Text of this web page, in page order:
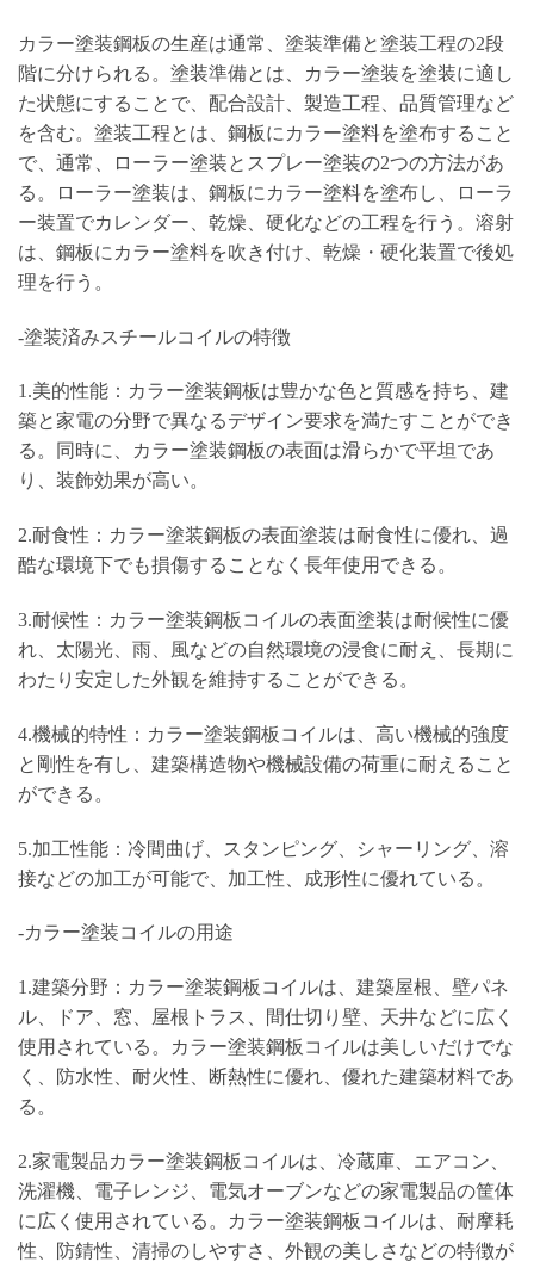
カラー塗装鋼板の生産は通常、塗装準備と塗装工程の2段
階に分けられる。塗装準備とは、カラー塗装を塗装に適し
た状態にすることで、配合設計、製造工程、品質管理など
を含む。塗装工程とは、鋼板にカラー塗料を塗布すること
で、通常、ローラー塗装とスプレー塗装の2つの方法があ
る。ローラー塗装は、鋼板にカラー塗料を塗布し、ローラ
ー装置でカレンダー、乾燥、硬化などの工程を行う。溶射
は、鋼板にカラー塗料を吹き付け、乾燥・硬化装置で後処
理を行う。
-塗装済みスチールコイルの特徴
1.美的性能：カラー塗装鋼板は豊かな色と質感を持ち、建
築と家電の分野で異なるデザイン要求を満たすことができ
る。同時に、カラー塗装鋼板の表面は滑らかで平坦であ
り、装飾効果が高い。
2.耐食性：カラー塗装鋼板の表面塗装は耐食性に優れ、過
酷な環境下でも損傷することなく長年使用できる。
3.耐候性：カラー塗装鋼板コイルの表面塗装は耐候性に優
れ、太陽光、雨、風などの自然環境の浸食に耐え、長期に
わたり安定した外観を維持することができる。
4.機械的特性：カラー塗装鋼板コイルは、高い機械的強度
と剛性を有し、建築構造物や機械設備の荷重に耐えること
ができる。
5.加工性能：冷間曲げ、スタンピング、シャーリング、溶
接などの加工が可能で、加工性、成形性に優れている。
-カラー塗装コイルの用途
1.建築分野：カラー塗装鋼板コイルは、建築屋根、壁パネ
ル、ドア、窓、屋根トラス、間仕切り壁、天井などに広く
使用されている。カラー塗装鋼板コイルは美しいだけでな
く、防水性、耐火性、断熱性に優れ、優れた建築材料であ
る。
2.家電製品カラー塗装鋼板コイルは、冷蔵庫、エアコン、
洗濯機、電子レンジ、電気オーブンなどの家電製品の筐体
に広く使用されている。カラー塗装鋼板コイルは、耐摩耗
性、防錆性、清掃のしやすさ、外観の美しさなどの特徴が